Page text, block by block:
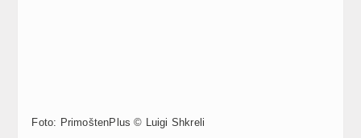
Foto: PrimoštenPlus © Luigi Shkreli